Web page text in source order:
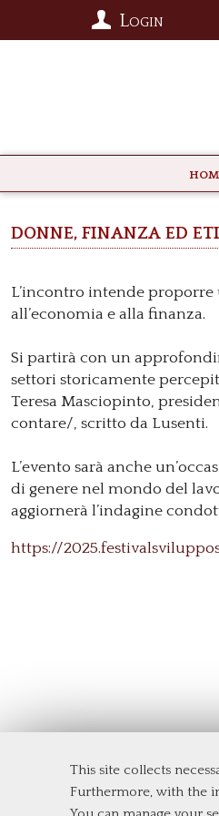
This site collects
Furthermore, with the
Login
Donne, Finanza ed
L’incontro intende
all’economia e alla finanza.
Si partirà con un
settori storicamente
Teresa Masciopinto,
contare/, scritto da Lusenti.
L’evento sarà anche
di genere nel mondo del
aggiornerà l’indagine
https://
Tor Vergata University